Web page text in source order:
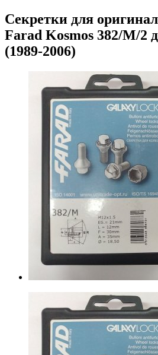
Секретки для
Farad Kosmos 382/M/2
(1989-2006)